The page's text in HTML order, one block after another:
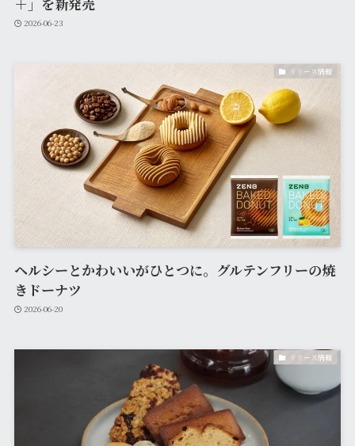
2026-06-23
リリース情報
ヘルシーとかわいいがひとつに。グルテンフリーの焼
きドーナツ
2026-06-20
リリース情報